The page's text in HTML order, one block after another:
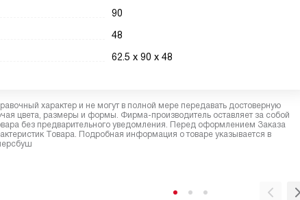
90
48
62.5 х 90 х 48
характер и не могут в полной мере передавать достоверную
цвета, размеры и формы. Фирма-производитель оставляет за собой
без предварительного уведомления. Перед оформлением Заказа
Товара. Подробная информация о товаре указывается в